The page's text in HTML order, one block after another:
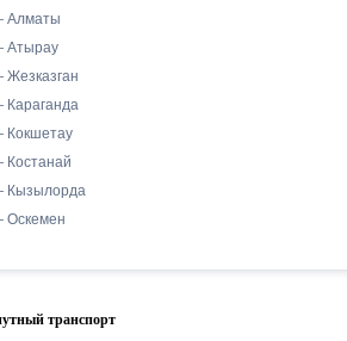
Алматы
Атырау
Жезказган
Караганда
Кокшетау
Костанай
Кызылорда
Оскемен
транспорт